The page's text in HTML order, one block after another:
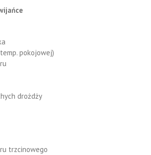
pokojowej)
drożdży
trzcinowego